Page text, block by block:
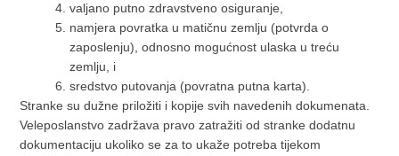
valjano putno zdravstveno osiguranje,
namjera povratka u matičnu zemlju (potvrda o
zaposlenju), odnosno mogućnost ulaska u treću
zemlju, i
sredstvo putovanja (povratna putna karta).
Stranke su dužne priložiti i kopije svih navedenih dokumenata.
Veleposlanstvo zadržava pravo zatražiti od stranke dodatnu
dokumentaciju ukoliko se za to ukaže potreba tijekom